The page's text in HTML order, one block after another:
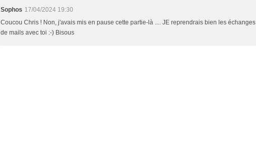
Sophos 17/04/2024 19:30
Coucou Chris ! Non, j'avais mis en pause cette partie-là .... JE reprendrais bien les échanges
de mails avec toi :-) Bisous